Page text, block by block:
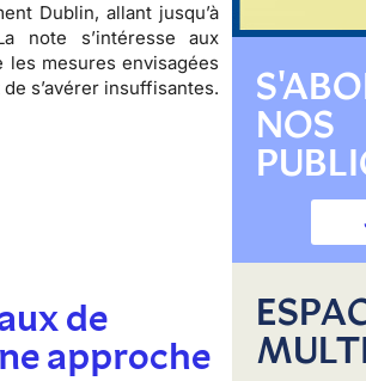
Dublin, allant jusqu’à
note s’intéresse aux
mesures envisagées
s’avérer insuffisantes.
de
approche
NOS